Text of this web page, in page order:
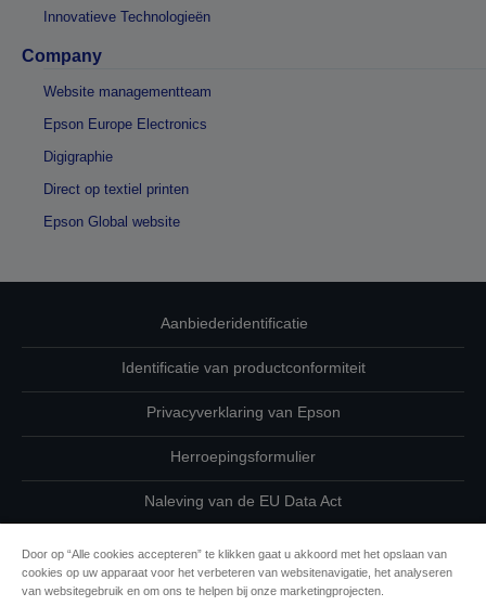
Innovatieve Technologieën
Company
Website managementteam
Epson Europe Electronics
Digigraphie
Direct op textiel printen
Epson Global website
Aanbiederidentificatie
Identificatie van productconformiteit
Privacyverklaring van Epson
Herroepingsformulier
Naleving van de EU Data Act
Cookie-informatie
Door op “Alle cookies accepteren” te klikken gaat u akkoord met het opslaan van
cookies op uw apparaat voor het verbeteren van websitenavigatie, het analyseren
van websitegebruik en om ons te helpen bij onze marketingprojecten.